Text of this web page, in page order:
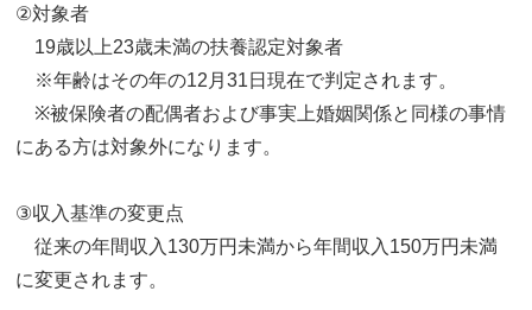
②対象者
19歳以上23歳未満の扶養認定対象者
※年齢はその年の12月31日現在で判定されます。
※被保険者の配偶者および事実上婚姻関係と同様の事情
にある方は対象外になります。
③収入基準の変更点
従来の年間収入130万円未満から年間収入150万円未満
に変更されます。